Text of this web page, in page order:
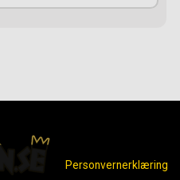
Personvernerklæring